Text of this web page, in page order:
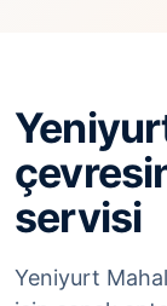
servisi
Yeniyurt